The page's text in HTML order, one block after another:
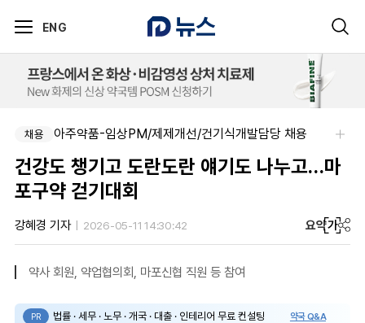
ENG
채용
채용 아주약품-임상PM/제제개선/건기식개발담당 채용
건강도 챙기고 도란도란 얘기도 나누고…마
포구약 걷기대회
강혜경 기자 2026-05-11 14:30:42 요약가
약사 회원, 약업협의회, 마포신협 직원 등 참여
PR 법률 · 세무 · 노무 · 개국 · 대출 · 인테리어 무료 컨설팅 약국 Q&A